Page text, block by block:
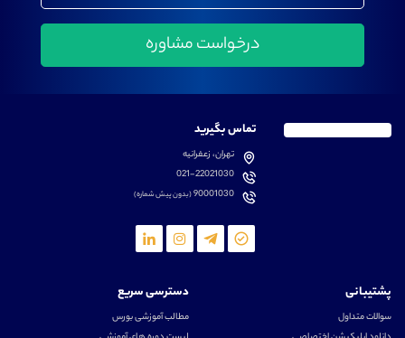
تماس بگیرید
تهران، زعفرانیه
021-22021030
90001030(بدون پیش شماره)
پشتیبانی
سوالات متداول
دسترسی سریع
مطالب آموزشی بورس